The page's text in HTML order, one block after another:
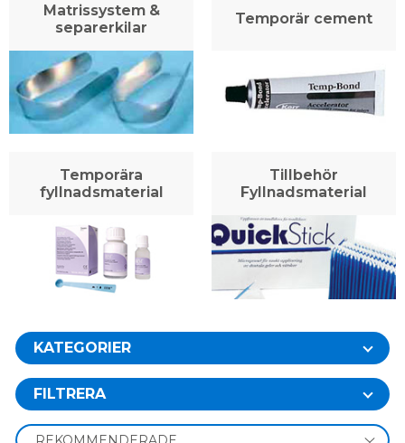
Matrissystem &
separerkilar
Temporär cement
Temporära
fyllnadsmaterial
Tillbehör
Fyllnadsmaterial
KATEGORIER
FILTRERA